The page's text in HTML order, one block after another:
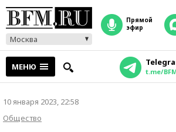
Москва
прямой
эфир
МЕНЮ t.me/
10 января 2023, 22:58
Общество